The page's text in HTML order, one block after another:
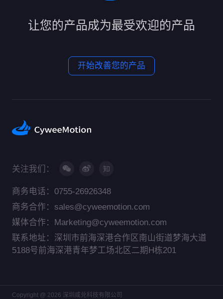
让您的产品成为最受欢迎的产品
开始改善您的产品
关注我们：
商务电话：0755-26926348
商务合作：sales@cyweemotion.com
媒体合作：Marketing@cyweemotion.com
联系地址：深圳市前海深港合作区南山街道梦海大道
5188号前海深港青年梦工场北区二期H栋201
Copyright @ 2026 深圳咸兑科技有限公司